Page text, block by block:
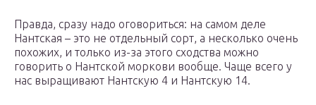
Правда, сразу надо оговориться: на самом деле
Нантская – это не отдельный сорт, а несколько очень
похожих, и только из-за этого сходства можно
говорить о Нантской моркови вообще. Чаще всего у
нас выращивают Нантскую 4 и Нантскую 14.